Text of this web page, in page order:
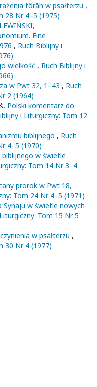
tôrāh w psałterzu ,
28 Nr 4–5 (1975)
Eine
, Ruch Biblijny i
wielkość , Ruch Biblijny i
w Pwt 32, 1–43 , Ruch
2 (1964)
Polski komentarz do
i Liturgiczny: Tom 12
biblijnego , Ruch
4–5 (1970)
biblijnego w świetle
Tom 14 Nr 3–4
prorok w Pwt 18,
Tom 24 Nr 4–5 (1971)
Synaju w świetle nowych
Tom 15 Nr 5
w psałterzu ,
30 Nr 4 (1977)